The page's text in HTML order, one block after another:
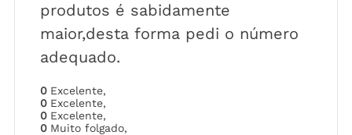
produtos é sabidamente
maior,desta forma pedi o número
adequado.
0 Excelente,
0 Excelente,
0 Excelente,
0 Muito folgado,